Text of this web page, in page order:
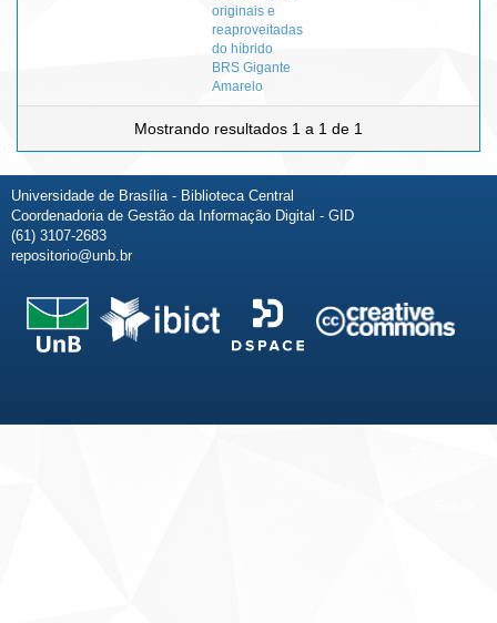
originais e
reaproveitadas
do híbrido
BRS Gigante
Amarelo
Mostrando resultados 1 a 1 de 1
Universidade de Brasília - Biblioteca Central
Coordenadoria de Gestão da Informação Digital - GID
(61) 3107-2683
repositorio@unb.br